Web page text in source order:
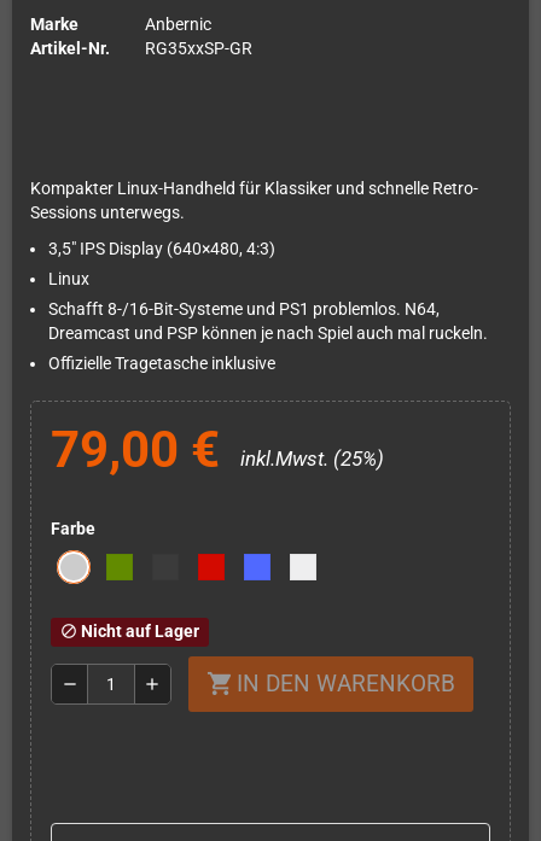
Marke
Anbernic
Artikel-Nr.
RG35xxSP-GR
Kompakter Linux-Handheld für Klassiker und schnelle Retro-
Sessions unterwegs.
3,5" IPS Display (640×480, 4:3)
Linux
Schafft 8-/16-Bit-Systeme und PS1 problemlos. N64,
Dreamcast und PSP können je nach Spiel auch mal ruckeln.
Offizielle Tragetasche inklusive
79,00 € inkl.Mwst. (25%)
Farbe
block Nicht auf Lager
remove add shopping_cart IN DEN WARENKORB